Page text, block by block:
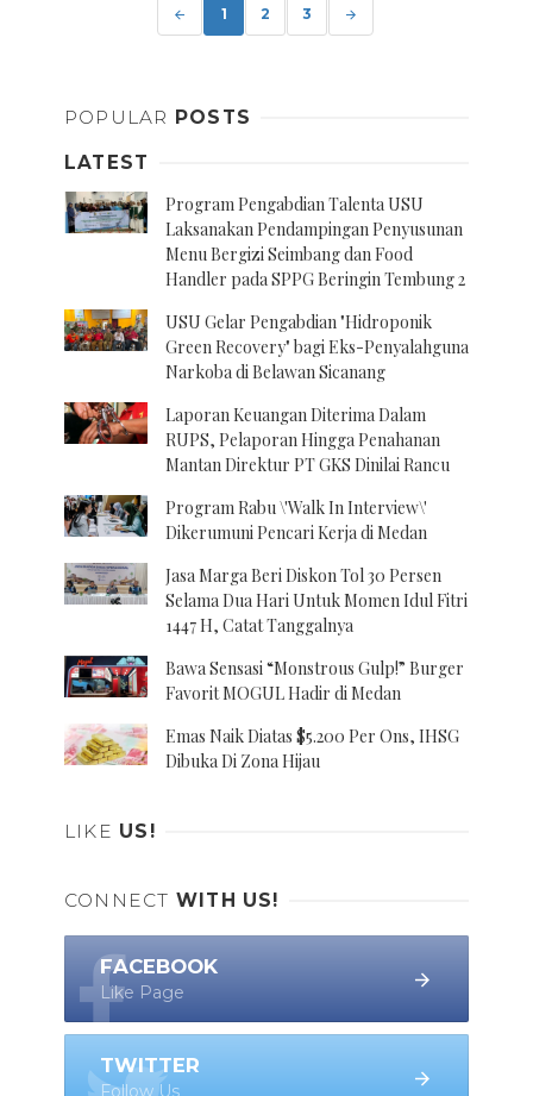
1 2 3
POPULAR POSTS
LATEST
Program Pengabdian Talenta USU
Laksanakan Pendampingan Penyusunan
Menu Bergizi Seimbang dan Food
Handler pada SPPG Beringin Tembung 2
USU Gelar Pengabdian "Hidroponik
Green Recovery" bagi Eks-Penyalahguna
Narkoba di Belawan Sicanang
Laporan Keuangan Diterima Dalam
RUPS, Pelaporan Hingga Penahanan
Mantan Direktur PT GKS Dinilai Rancu
Program Rabu \'Walk In Interview\'
Dikerumuni Pencari Kerja di Medan
Jasa Marga Beri Diskon Tol 30 Persen
Selama Dua Hari Untuk Momen Idul Fitri
1447 H, Catat Tanggalnya
Bawa Sensasi “Monstrous Gulp!” Burger
Favorit MOGUL Hadir di Medan
Emas Naik Diatas $5.200 Per Ons, IHSG
Dibuka Di Zona Hijau
LIKE US!
CONNECT WITH US!
FACEBOOK
Like Page
TWITTER
Follow Us